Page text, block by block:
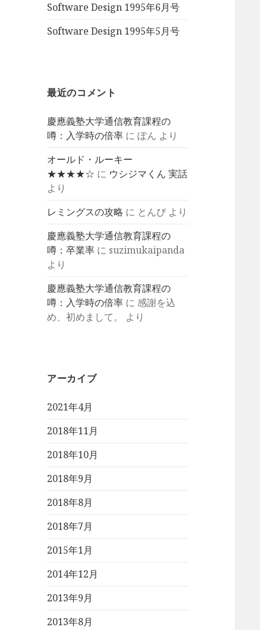
Software Design 1995年6月号
Software Design 1995年5月号
最近のコメント
慶應義塾大学通信教育課程の
噂：入学時の倍率 にぽん より
オールド・ルーキー
★★★★☆ に ウシジマくん 実話
より
レミングスの攻略 に とんび より
慶應義塾大学通信教育課程の
噂：卒業率 に suzimukaipanda
より
慶應義塾大学通信教育課程の
噂：入学時の倍率 に 感謝を込
め、初めまして。
より
アーカイブ
2021年4月
2018年11月
2018年10月
2018年9月
2018年8月
2018年7月
2015年1月
2014年12月
2013年9月
2013年8月